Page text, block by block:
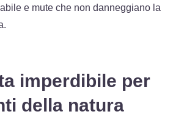
e mute che non danneggiano la
imperdibile per
della natura